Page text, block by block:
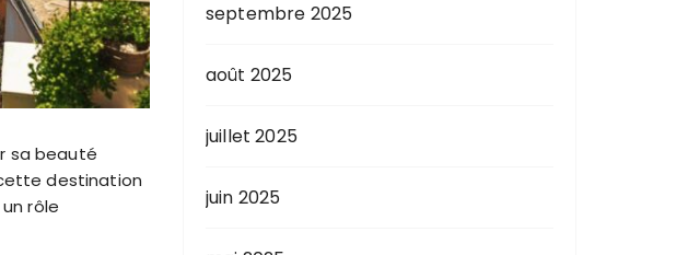
sa beauté
destination
rôle
septembre 2025
août 2025
juillet 2025
juin 2025